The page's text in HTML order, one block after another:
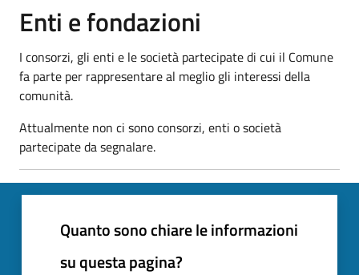
Enti e fondazioni
I consorzi, gli enti e le società partecipate di cui il Comune
fa parte per rappresentare al meglio gli interessi della
comunità.
Attualmente non ci sono consorzi, enti o società
partecipate da segnalare.
Quanto sono chiare le informazioni
su questa pagina?